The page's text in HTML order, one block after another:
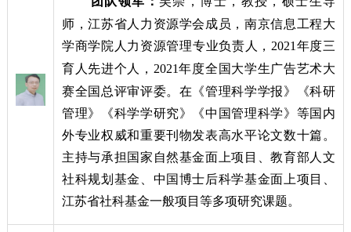
师，江苏省人力资源学会成员，南京信息工程大
学商学院人力资源管理专业负责人， 2021 年度三
育人先进个人， 2021年度全国大学生广告艺术大
赛全国总评审评委。在《管理科学学报》《科研
管理》《科学学研究》《中国管理科学》等国内
外专业权威和重要刊物发表高水平论文数十篇。
主持与承担国家自然基金面上项目、教育部人文
社科规划基金、中国博士后科学基金面上项目、
江苏省社科基金一般项目等多项研究课题。